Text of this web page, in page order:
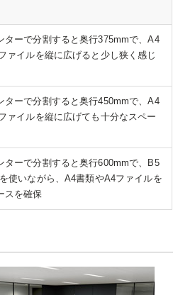
ターで分割すると奥行375mmで、A4
ァイルを縦に広げると少し狭く感じ
ターで分割すると奥行450mmで、A4
ァイルを縦に広げても十分なスペー
ターで分割すると奥行600mmで、B5
使いながら、A4書類やA4ファイルを
スを確保